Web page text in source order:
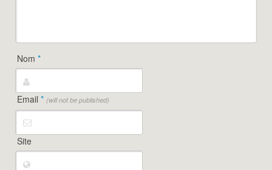
Nom*
Email* (will not be published)
Site